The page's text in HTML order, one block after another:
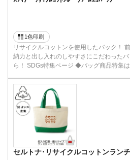
1色印刷
リサイクルコットンを使用したバック！
納力と出し入れのしやすさにこだわったバッグ(^^♪
ら！ SDGs特集ページ ◆バッグ商品特
セルトナ･リサイクルコットンラン